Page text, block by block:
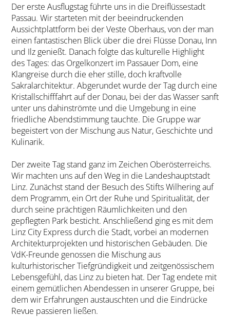
Der erste Ausflugstag führte uns in die Dreiflüssestadt
Passau. Wir starteten mit der beeindruckenden
Aussichtplattform bei der Veste Oberhaus, von der man
einen fantastischen Blick über die drei Flüsse Donau, Inn
und Ilz genießt. Danach folgte das kulturelle Highlight
des Tages: das Orgelkonzert im Passauer Dom, eine
Klangreise durch die eher stille, doch kraftvolle
Sakralarchitektur. Abgerundet wurde der Tag durch eine
Kristallschifffahrt auf der Donau, bei der das Wasser sanft
unter uns dahinströmte und die Umgebung in eine
friedliche Abendstimmung tauchte. Die Gruppe war
begeistert von der Mischung aus Natur, Geschichte und
Kulinarik.
Der zweite Tag stand ganz im Zeichen Oberösterreichs.
Wir machten uns auf den Weg in die Landeshauptstadt
Linz. Zunächst stand der Besuch des Stifts Wilhering auf
dem Programm, ein Ort der Ruhe und Spiritualität, der
durch seine prächtigen Räumlichkeiten und den
gepflegten Park besticht. Anschließend ging es mit dem
Linz City Express durch die Stadt, vorbei an modernen
Architekturprojekten und historischen Gebäuden. Die
VdK-Freunde genossen die Mischung aus
kulturhistorischer Tiefgründigkeit und zeitgenössischem
Lebensgefühl, das Linz zu bieten hat. Der Tag endete mit
einem gemütlichen Abendessen in unserer Gruppe, bei
dem wir Erfahrungen austauschten und die Eindrücke
Revue passieren ließen.